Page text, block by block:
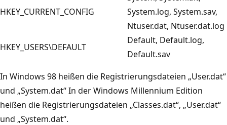
HKEY_CURRENT_CONFIG
System.log, System.sav,
Ntuser.dat, Ntuser.dat.log
HKEY_USERS\DEFAULT
Default, Default.log,
Default.sav
In Windows 98 heißen die Registrierungsdateien „User.dat“
und „System.dat“ In der Windows Millennium Edition
heißen die Registrierungsdateien „Classes.dat“, „User.dat“
und „System.dat“.